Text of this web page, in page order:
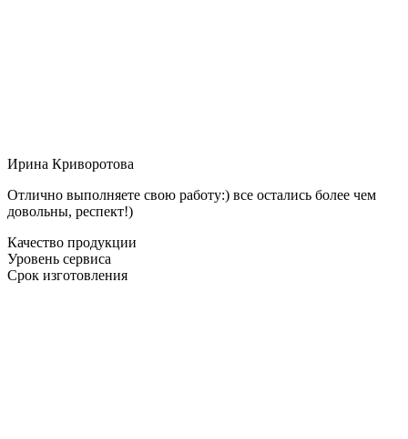
Ирина Криворотова
Отлично выполняете свою работу:) все остались более чем
довольны, респект!)
Качество продукции
Уровень сервиса
Срок изготовления